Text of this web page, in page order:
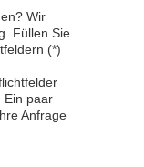
Wir
Füllen Sie
(*)
Ein paar
Anfrage